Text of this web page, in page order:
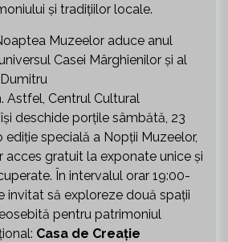
și tradițiilor locale.
Muzeelor aduce anul
Casei Mârghienilor și al
Astfel, Centrul Cultural
deschide porțile sâmbătă, 23
specială a Nopții Muzeelor,
gratuit la exponate unice și
În intervalul orar 19:00-
invitat să exploreze două spații
pentru patrimoniul
Casa de Creație